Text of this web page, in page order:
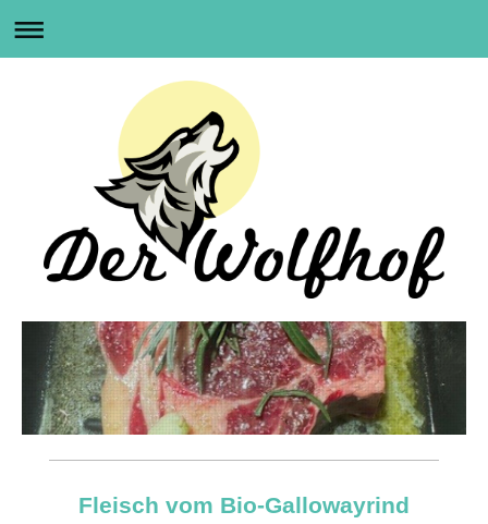
Fleisch vom Bio-Gallowayrind